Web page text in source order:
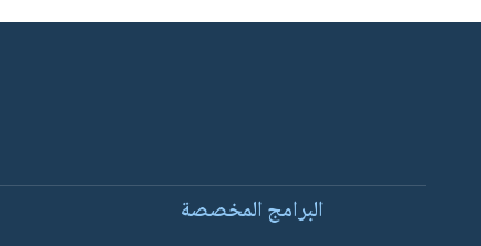
البرامج المخصصة